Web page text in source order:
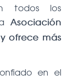
todos los
Asociación
ofrece más
en el